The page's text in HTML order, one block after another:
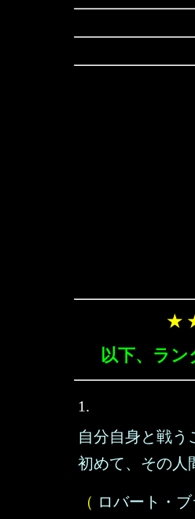
★
以下、ラン
1.
自分自身と戦う
初めて、その人
（ ロバート・